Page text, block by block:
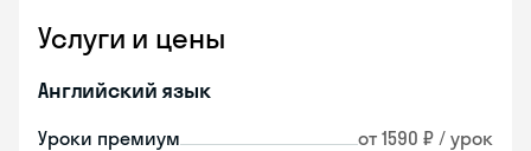
Услуги и цены
Английский язык
Уроки премиум от 1590 ₽ / урок